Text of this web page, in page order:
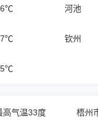
河池
钦州
高气温33度 梧州